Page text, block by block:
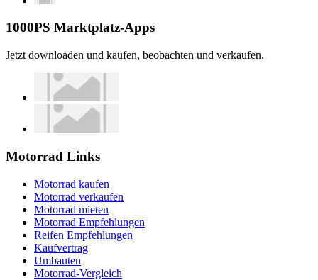
1000PS Marktplatz-Apps
Jetzt downloaden und kaufen, beobachten und verkaufen.
Motorrad Links
Motorrad kaufen
Motorrad verkaufen
Motorrad mieten
Motorrad Empfehlungen
Reifen Empfehlungen
Kaufvertrag
Umbauten
Motorrad-Vergleich